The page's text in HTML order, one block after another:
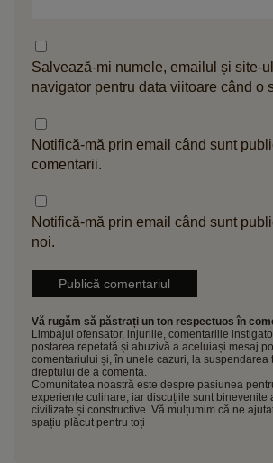
Salvează-mi numele, emailul și site-
navigator pentru data viitoare când o
Notifică-mă prin email când sunt
comentarii.
Notifică-mă prin email când sunt
noi.
Vă rugăm să păstrați un ton respectuos în
Limbajul ofensator, injuriile, comentariile
postarea repetată și abuzivă a aceluiași mesaj
comentariului și, în unele cazuri, la suspendarea
dreptului de a comenta.
Comunitatea noastră este despre pasiunea
experiențe culinare, iar discuțiile sunt binevenite
civilizate și constructive. Vă mulțumim că ne
spațiu plăcut pentru toți